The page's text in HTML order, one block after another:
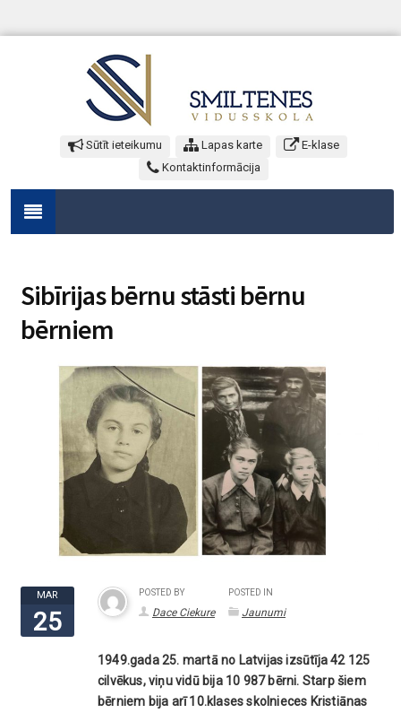
Sūtīt ieteikumu Lapas karte
E-klase
Kontaktinformācija
Sibīrijas bērnu stāsti bērnu
bērniem
MAR
25
POSTED BY
Dace Ciekure
POSTED IN
Jaunumi
1949.gada 25. martā no Latvijas izsūtīja 42 125
cilvēkus, viņu vidū bija 10 987 bērni. Starp šiem
bērniem bija arī 10.klases skolnieces Kristiānas